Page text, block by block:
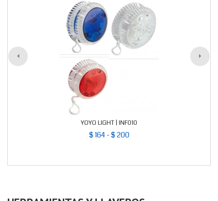
YOYO LIGHT | INF010
$ 164 - $ 200